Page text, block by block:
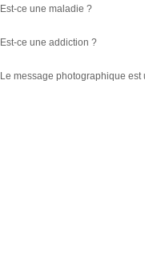
Est-ce une maladie ?
Est-ce une addiction ?
Le message photographique est